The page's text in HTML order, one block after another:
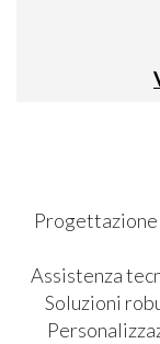
Progettazione
Assistenza
Soluzioni